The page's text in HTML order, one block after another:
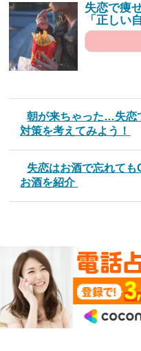
失恋で痩
「正しい
朝が来ちゃった…失恋
対策を考えてみよう！
失‌恋‌は‌お‌酒‌で‌忘‌れ‌て‌
お‌酒‌を‌紹‌介‌ ‌